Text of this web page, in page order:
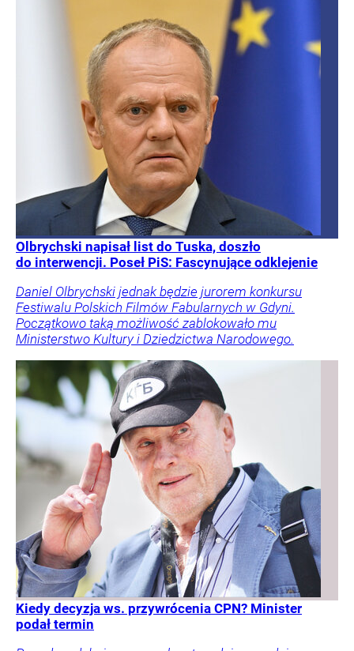
Olbrychski napisał list do Tuska, doszło
do interwencji. Poseł PiS: Fascynujące odklejenie
Daniel Olbrychski jednak będzie jurorem konkursu
Festiwalu Polskich Filmów Fabularnych w Gdyni.
Początkowo taką możliwość zablokowało mu
Ministerstwo Kultury i Dziedzictwa Narodowego.
Kiedy decyzja ws. przywrócenia CPN? Minister
podał termin